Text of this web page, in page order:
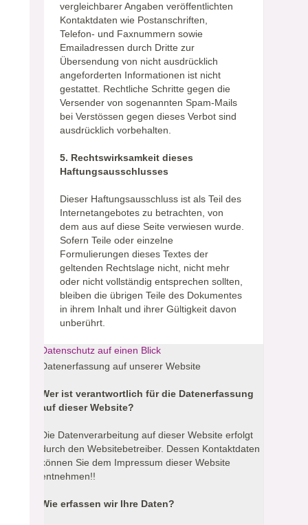
vergleichbarer Angaben veröffentlichten
Kontaktdaten wie Postanschriften,
Telefon- und Faxnummern sowie
Emailadressen durch Dritte zur
Übersendung von nicht ausdrücklich
angeforderten Informationen ist nicht
gestattet. Rechtliche Schritte gegen die
Versender von sogenannten Spam-Mails
bei Verstössen gegen dieses Verbot sind
ausdrücklich vorbehalten.
5. Rechtswirksamkeit dieses
Haftungsausschlusses
Dieser Haftungsausschluss ist als Teil des
Internetangebotes zu betrachten, von
dem aus auf diese Seite verwiesen wurde.
Sofern Teile oder einzelne
Formulierungen dieses Textes der
geltenden Rechtslage nicht, nicht mehr
oder nicht vollständig entsprechen sollten,
bleiben die übrigen Teile des Dokumentes
in ihrem Inhalt und ihrer Gültigkeit davon
unberührt.
Datenschutz auf einen Blick
Datenerfassung auf unserer Website
Wer ist verantwortlich für die Datenerfassung
auf dieser Website?
Die Datenverarbeitung auf dieser Website erfolgt
durch den Websitebetreiber. Dessen Kontaktdaten
können Sie dem Impressum dieser Website
entnehmen!!
Wie erfassen wir Ihre Daten?